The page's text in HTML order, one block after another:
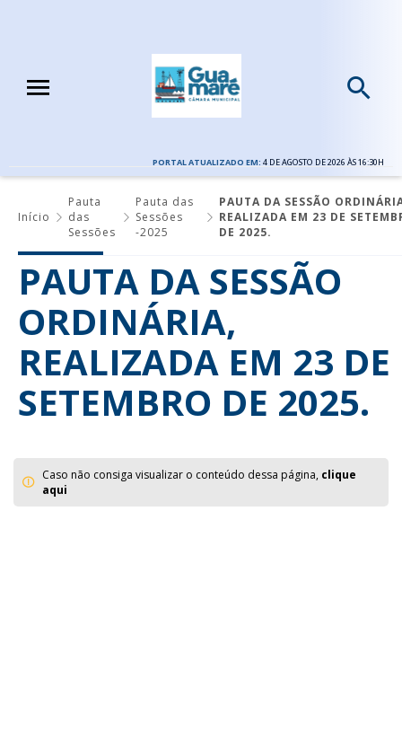
PORTAL ATUALIZADO EM: 4 DE AGOSTO DE 2026 ÀS 16:30H
Início
Pauta
das
Sessões
Pauta das
Sessões
-2025
PAUTA DA SESSÃO
REALIZADA EM 23 DE
DE 2025.
PAUTA DA SESSÃO
ORDINÁRIA,
REALIZADA EM 23 DE
SETEMBRO DE 2025.
Caso não consiga visualizar o conteúdo dessa página, clique
aqui